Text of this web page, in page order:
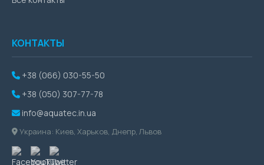
КОНТАКТЫ
+38 (066) 030-55-50
+38 (050) 307-77-78
info@aquatec.in.ua
Украина: Киев, Харьков, Днепр, Львов